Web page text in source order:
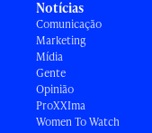
Notícias
Comunicação
Marketing
Mídia
Gente
Opinião
ProXXIma
Women To Watch